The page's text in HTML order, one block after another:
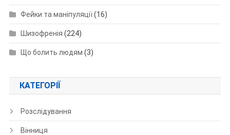
Фейки та маніпуляції(16)
Шизофренія (224)
Що болить людям (3)
КАТЕГОРІЇ
Розслідування
Вінниця